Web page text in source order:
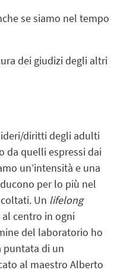
se siamo nel tempo
dei giudizi degli altri
diritti degli adulti
da quelli espressi dai
un’intensità e una
per lo più nel
Un lifelong
centro in ogni
del laboratorio ho
puntata di un
al maestro Alberto